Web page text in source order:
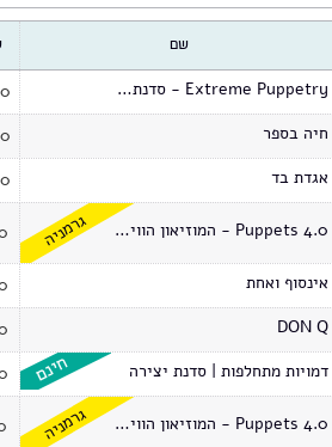
שם
Extreme Puppetry - סדנת הפעלת בובות
חיה בספר
אגדת בד
Puppets 4.0 - המוזיאון הווירטואלי גרמניה
אינסוף ואחת
DON Q
דמויות מתחלפות | סדנת יצירה
Puppets 4.0 - המוזיאון הווירטואלי גרמניה